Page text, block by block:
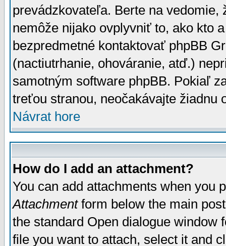
prevádzkovateľa. Berte na vedomie,
nemôže nijako ovplyvniť to, ako kto
bezpredmetné kontaktovať phpBB
(nactiutrhanie, ohováranie, atď.)
samotným software phpBB. Pokiaľ
treťou stranou, neočakávajte žiadnu
Návrat hore
How do I add an attachment?
You can add attachments when you
Attachmentform below the main
the standard Open dialogue window
file you want to attach, select it and